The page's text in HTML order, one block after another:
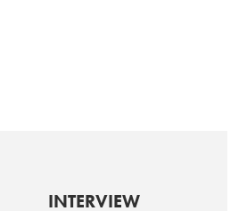
INTERVIEW